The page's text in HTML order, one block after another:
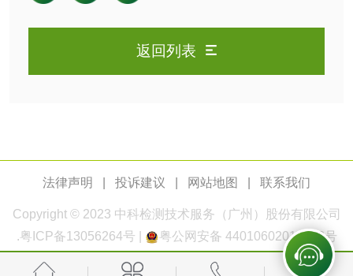
返回列表
法律声明 投诉建议 网站地图 联系我们
Copyright © 2023 中科检测 技术服务（广州）股份有限公司
.粤ICP备13056264号 粤公网安备 44010602011168号
木质净水用活性炭
农药肥料
有机肥检测 钾肥检测
磷酸肥料检测